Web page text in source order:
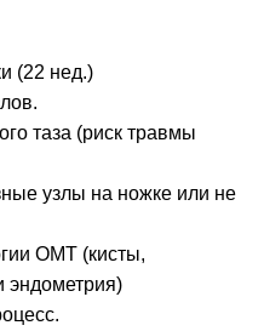
(22 нед.)
таза (риск травмы
узлы на ножке или не
ОМТ (кисты,
эндометрия)